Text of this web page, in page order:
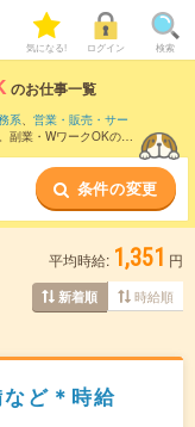
気になる! ログイン 検索
のお仕事一覧
系、 営業・販売・サー
副業・WワークOKの条
条件の変更
平均時給: 1,351 円
新着順 時給順
ど＊時給